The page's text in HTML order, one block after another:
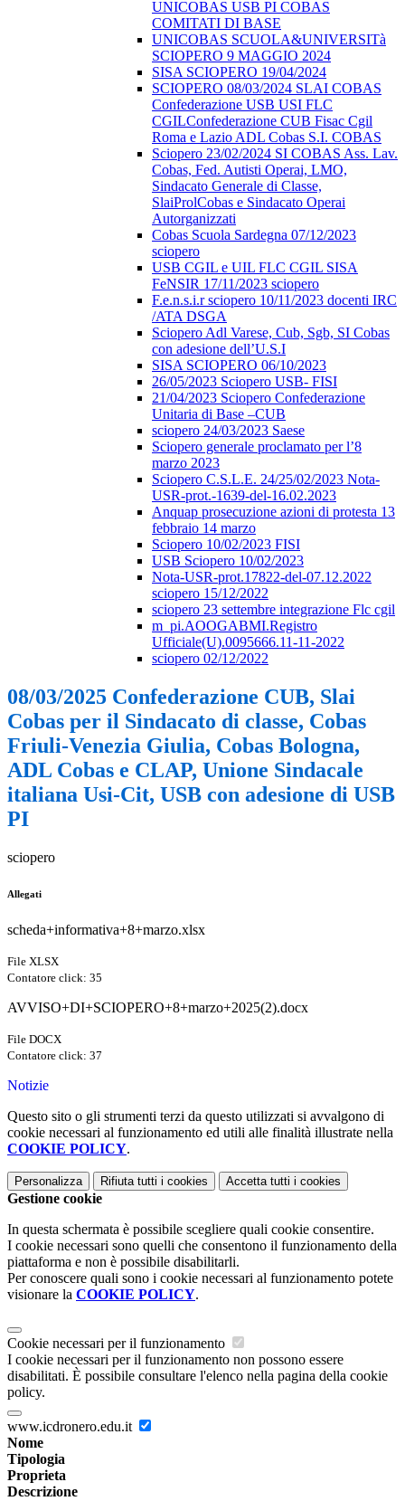
UNICOBAS USB PI COBAS
COMITATI DI BASE
UNICOBAS SCUOLA&UNIVERSITà
SCIOPERO 9 MAGGIO 2024
SISA SCIOPERO 19/04/2024
SCIOPERO 08/03/2024 SLAI COBAS
Confederazione USB USI FLC
CGILConfederazione CUB Fisac Cgil
Roma e Lazio ADL Cobas S.I. COBAS
Sciopero 23/02/2024 SI COBAS Ass. Lav.
Cobas, Fed. Autisti Operai, LMO,
Sindacato Generale di Classe,
SlaiProlCobas e Sindacato Operai
Autorganizzati
Cobas Scuola Sardegna 07/12/2023
sciopero
USB CGIL e UIL FLC CGIL SISA
FeNSIR 17/11/2023 sciopero
F.e.n.s.i.r sciopero 10/11/2023 docenti IRC
/ATA DSGA
Sciopero Adl Varese, Cub, Sgb, SI Cobas
con adesione dell’U.S.I
SISA SCIOPERO 06/10/2023
26/05/2023 Sciopero USB- FISI
21/04/2023 Sciopero Confederazione
Unitaria di Base –CUB
sciopero 24/03/2023 Saese
Sciopero generale proclamato per l’8
marzo 2023
Sciopero C.S.L.E. 24/25/02/2023 Nota-
USR-prot.-1639-del-16.02.2023
Anquap prosecuzione azioni di protesta 13
febbraio 14 marzo
Sciopero 10/02/2023 FISI
USB Sciopero 10/02/2023
Nota-USR-prot.17822-del-07.12.2022
sciopero 15/12/2022
sciopero 23 settembre integrazione Flc cgil
m_pi.AOOGABMI.Registro
Ufficiale(U).0095666.11-11-2022
sciopero 02/12/2022
08/03/2025 Confederazione CUB, Slai
Cobas per il Sindacato di classe, Cobas
Friuli-Venezia Giulia, Cobas Bologna,
ADL Cobas e CLAP, Unione Sindacale
italiana Usi-Cit, USB con adesione di USB
PI
sciopero
Allegati
scheda+informativa+8+marzo.xlsx
File XLSX
Contatore click: 35
AVVISO+DI+SCIOPERO+8+marzo+2025(2).docx
File DOCX
Contatore click: 37
Notizie
Questo sito o gli strumenti terzi da questo utilizzati si avvalgono di
cookie necessari al funzionamento ed utili alle finalità illustrate nella
COOKIE POLICY.
Personalizza Rifiuta tutti i cookies Accetta tutti i cookies
Gestione cookie
In questa schermata è possibile scegliere quali cookie consentire.
I cookie necessari sono quelli che consentono il funzionamento della
piattaforma e non è possibile disabilitarli.
Per conoscere quali sono i cookie necessari al funzionamento potete
visionare la COOKIE POLICY.
Cookie necessari per il funzionamento
I cookie necessari per il funzionamento non possono essere
disabilitati. È possibile consultare l'elenco nella pagina della cookie
policy.
www.icdronero.edu.it
Nome
Tipologia
Proprieta
Descrizione